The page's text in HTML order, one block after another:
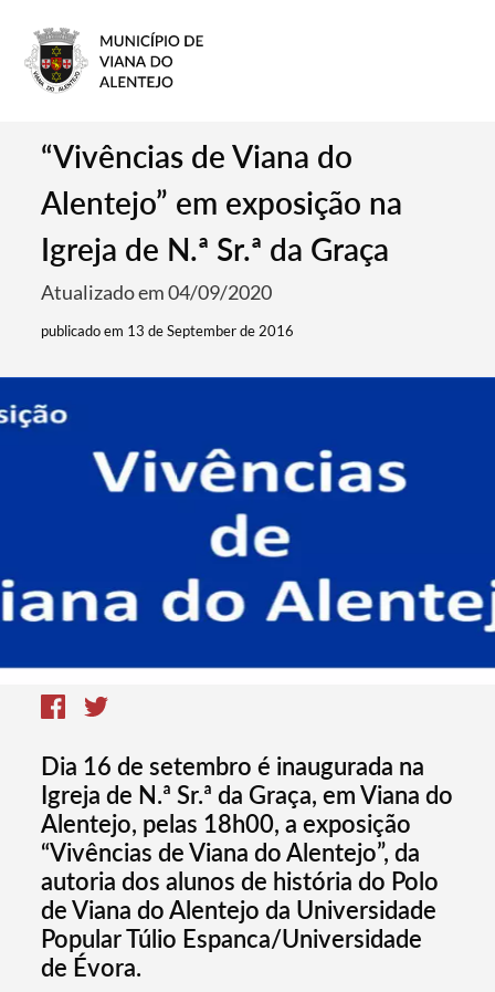
“Vivências de Viana do
Alentejo” em exposição na
Igreja de N.ª Sr.ª da Graça
Atualizado em 04/09/2020
publicado em 13 de September de 2016
Dia 16 de setembro é inaugurada na
Igreja de N.ª Sr.ª da Graça, em Viana do
Alentejo, pelas 18h00, a exposição
“Vivências de Viana do Alentejo”, da
autoria dos alunos de história do Polo
de Viana do Alentejo da Universidade
Popular Túlio Espanca/Universidade
de Évora.